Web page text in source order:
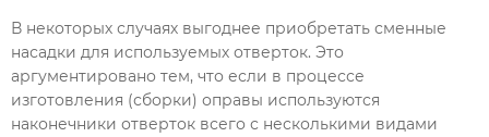
В некоторых случаях выгоднее приобретать сменные
насадки для используемых отверток. Это
аргументировано тем, что если в процессе
изготовления (сборки) оправы используются
наконечники отверток всего с несколькими видами